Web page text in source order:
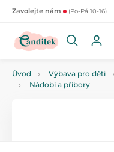
Zavolejte nám (Po-Pá 10-16)
Úvod Výbava pro děti
Nádobí a příbory